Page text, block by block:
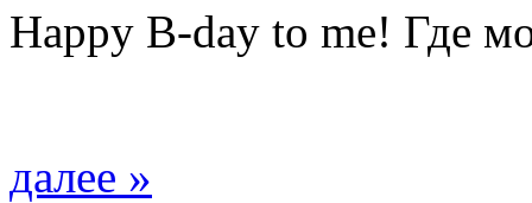
Happy B-day to me! Где
далее »